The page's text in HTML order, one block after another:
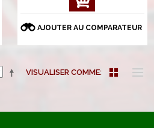
CHE
DÉT
AJOUTER AU COMPARATEUR
VISUALISER COMME